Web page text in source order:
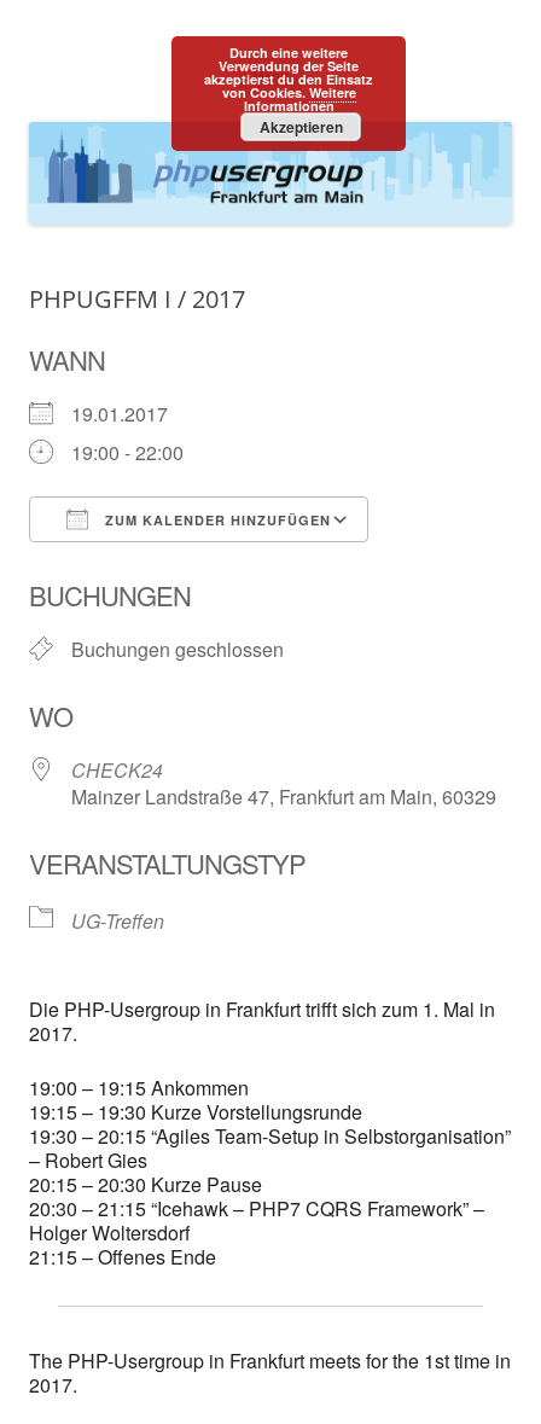
PHPUGFFM
one programming language::one community
Menü Zum
Inhalt
springen
PHPUGFFM I / 2017
WANN
19.01.2017
19:00 - 22:00
ZUM KALENDER HINZUFÜGEN
BUCHUNGEN
Buchungen geschlossen
WO
CHECK24
Mainzer Landstraße 47, Frankfurt am Main, 60329
VERANSTALTUNGSTYP
UG-Treffen
Die PHP-Usergroup in Frankfurt trifft sich zum 1. Mal in
2017.
19:00 – 19:15 Ankommen
19:15 – 19:30 Kurze Vorstellungsrunde
19:30 – 20:15 “Agiles Team-Setup in Selbstorganisation”
– Robert Gies
20:15 – 20:30 Kurze Pause
20:30 – 21:15 “Icehawk – PHP7 CQRS Framework” –
Holger Woltersdorf
21:15 – Offenes Ende
The PHP-Usergroup in Frankfurt meets for the 1st time in
2017.
Durch eine weitere
Verwendung der Seite
akzeptierst du den Einsatz
von Cookies. Weitere
Informationen
Akzeptieren